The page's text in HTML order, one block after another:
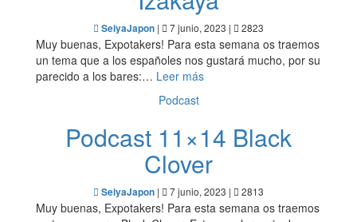
SeiyaJapon | 7 junio, 2023 | 2823
Muy buenas, Expotakers! Para esta semana os traemos
un tema que a los españoles nos gustará mucho, por su
parecido a los bares:… Leer más
Podcast
Podcast 11×14 Black
Clover
SeiyaJapon | 7 junio, 2023 | 2813
Muy buenas, Expotakers! Para esta semana os traemos